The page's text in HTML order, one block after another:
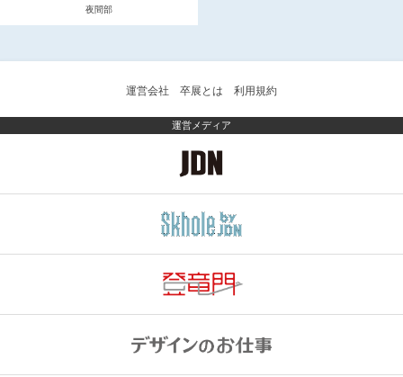
夜間部
運営会社 卒展とは 利用規約
運営メディア